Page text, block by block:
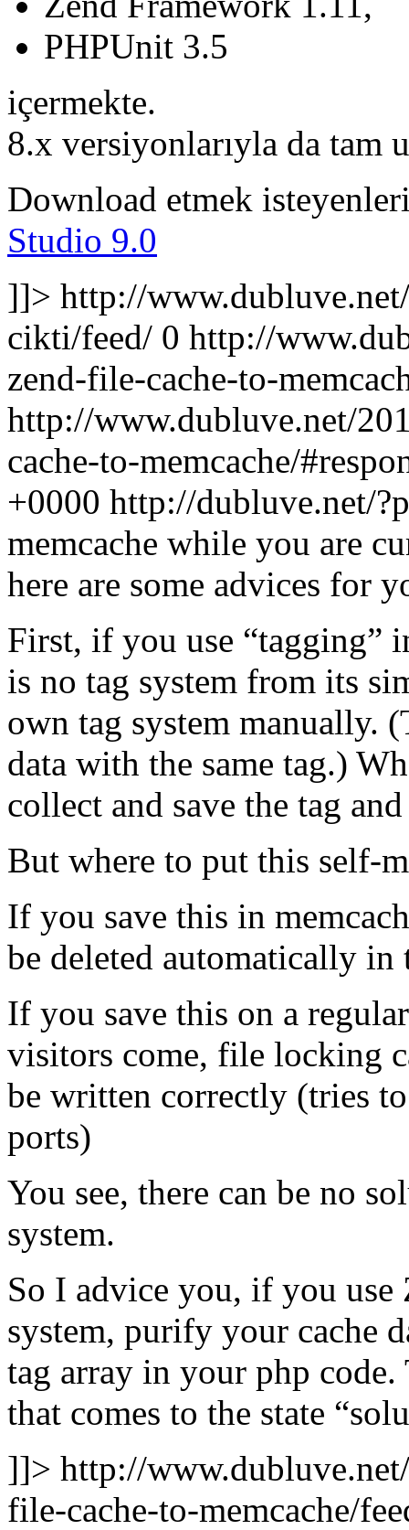
PHPUnit 3.5
içermekte.
8.x versiyonlarıyla da tam
Download etmek
Studio 9.0
]]> http://
cikti/feed/ 0 http://
zend-file-cache-to-
http://www.dubluve.net/
cache-to-memcache/
+0000 http://dubluve.net/
memcache while you are
here are some advices for
First, if you use “tagging”
is no tag system from its
own tag system manually.
data with the same tag.)
collect and save the tag
But where to put this self-
If you save this in
be deleted automatically in
If you save this on a
visitors come, file locking
be written correctly (tries
ports)
You see, there can be no
system.
So I advice you, if you
system, purify your cache
tag array in your php
that comes to the state
]]> http://
file-cache-to-memcache/